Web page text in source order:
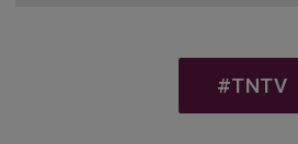
#TNTV